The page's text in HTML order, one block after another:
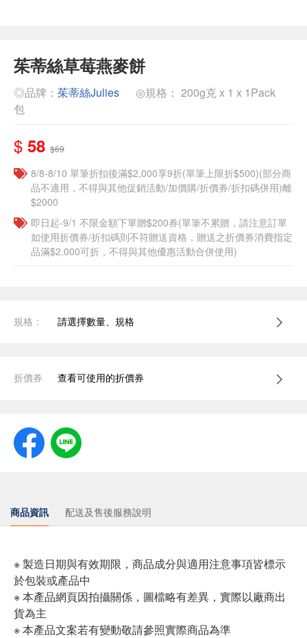
茱蒂絲草莓燕麥餅
◎品牌： 茱蒂絲Julies
◎規格： 200g克 x 1 x 1Pack
包
$ 58 $69
8/8-8/10 單筆折扣後滿$2,000享9折(單筆上限折$500)(部分商
品不適用，不得與其他促銷活動/加價購/折價券/折扣碼併用)離
$2000
即日起-9/1 不限金額下單贈$200券(單筆不累贈，請注意訂單
如使用折價券/折扣碼則不符贈送資格，贈送之折價券消費指定
品滿$2,000可折，不得與其他優惠活動合併使用)
規格： 請選擇數量、規格
折價券 查看可使用的折價券
商品資訊 配送及售後服務說明
※ 製造日期與有效期限，商品成分與適用注意事項皆標示
於包裝或產品中
※ 本產品網頁因拍攝關係，圖檔略有差異，實際以廠商出
貨為主
※ 本產品文案若有變動敬請參照實際商品為準